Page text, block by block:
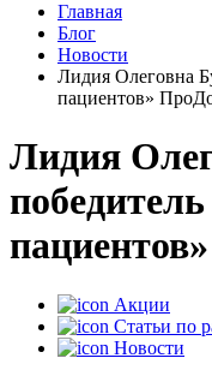
Главная
Блог
Новости
Лидия Олеговна
пациентов»
Лидия
Акции
Статьи по
Новости